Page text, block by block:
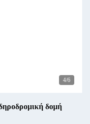
5/6
δομή